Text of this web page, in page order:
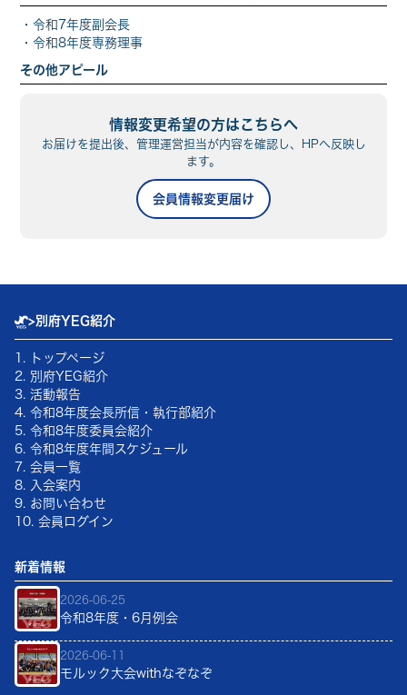
・ 令和7年度副会長
・ 令和8年度専務理事
その他アピール
情報変更希望の方はこちらへ
お届けを提出後、管理運営担当が内容を確認し、HPへ反映し
ます。
会員情報変更届け
>別府YEG紹介
1. トップページ
2. 別府YEG紹介
3. 活動報告
4. 令和8年度会長所信・執行部紹介
5. 令和8年度委員会紹介
6. 令和8年度年間スケジュール
7. 会員一覧
8. 入会案内
9. お問い合わせ
10. 会員ログイン
新着情報
2026-06-25
令和8年度・6月例会
2026-06-11
モルック大会withなぞなぞ